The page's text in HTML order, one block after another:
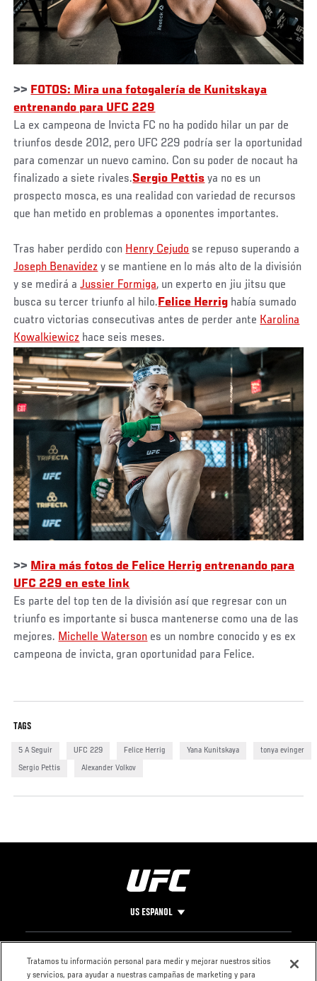
>> FOTOS: Mira una fotogalería de Kunitskaya
entrenando para UFC 229
La ex campeona de Invicta FC no ha podido hilar un par de
triunfos desde 2012, pero UFC 229 podría ser la oportunidad
para comenzar un nuevo camino. Con su poder de nocaut ha
finalizado a siete rivales.Sergio Pettis ya no es un
prospecto mosca, es una realidad con variedad de recursos
que han metido en problemas a oponentes importantes.
Tras haber perdido con Henry Cejudo se repuso superando a
Joseph Benavidez y se mantiene en lo más alto de la división
y se medirá aJussier Formiga, un experto en jiu jitsu que
busca su tercer triunfo al hilo.Felice Herrig había sumado
cuatro victorias consecutivas antes de perder ante Karolina
Kowalkiewicz hace seis meses.
>> Mira más fotos de Felice Herrig entrenando para
UFC 229 en este link
Es parte del top ten de la división así que regresar con un
triunfo es importante si busca mantenerse como una de las
mejores. Michelle Waterson es un nombre conocido y es ex
campeona de invicta, gran oportunidad para Felice.
TAGS
5 A Seguir UFC 229 Felice Herrig Yana Kunitskaya tonya evinger
Sergio Pettis Alexander Volkov
US ESPANOL
Pie
CONTACTO
LEGAL
Tratamos tu información personal para medir y mejorar nuestros sitios
y servicios, para ayudar a nuestras campañas de marketing y para